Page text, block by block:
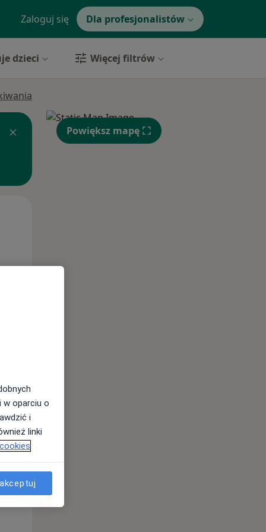
Zaloguj się Dla profesjonalistów
dzieci Więcej filtrów
Wt,
11 Sie
Powiększ mapę
w oparciu o
i
linki